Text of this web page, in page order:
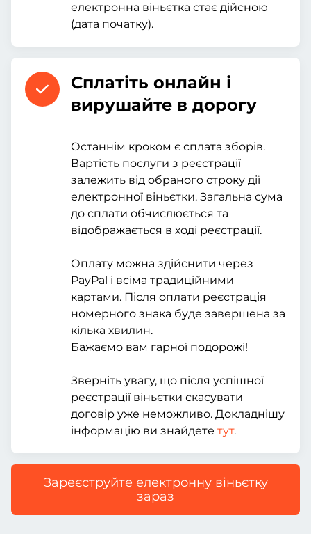
електронна віньєтка стає дійсною
(дата початку).
Сплатіть онлайн і
вирушайте в дорогу
Останнім кроком є сплата зборів.
Вартість послуги з реєстрації
залежить від обраного строку дії
електронної віньєтки. Загальна сума
до сплати обчислюється та
відображається в ході реєстрації.
Оплату можна здійснити через
PayPal і всіма традиційними
картами. Після оплати реєстрація
номерного знака буде завершена за
кілька хвилин.
Бажаємо вам гарної подорожі!
Зверніть увагу, що після успішної
реєстрації віньєтки скасувати
договір уже неможливо. Докладнішу
інформацію ви знайдете тут.
Зареєструйте електронну віньєтку
зараз